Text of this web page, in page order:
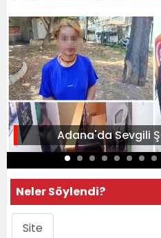
Adana'da Sevgili
Neler Söylendi?
Site